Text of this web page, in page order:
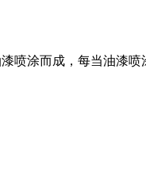
喷涂而成，每当油漆